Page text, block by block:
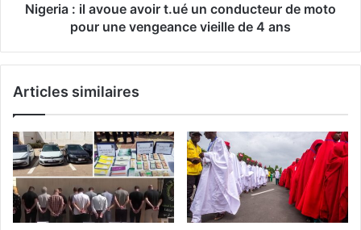
Nigeria : il avoue avoir t.ué un conducteur de moto
pour une vengeance vieille de 4 ans
Articles similaires